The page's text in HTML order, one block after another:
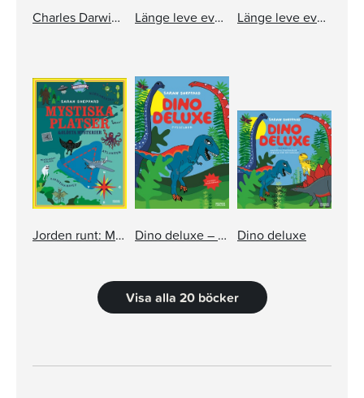
Charles Darwin - Mannen som kom på att du är släkt med en fisk Länge leve evolutionen - pysselbok med klistermärken Länge leve evolutionen
Jorden runt: Mystiska platser och olösta mysterier Dino deluxe – pysselbok med klistermärken Dino deluxe
Visa alla 20 böcker